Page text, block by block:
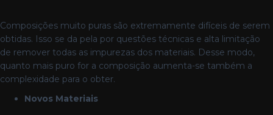
Composições muito puras são extremamente difíceis de serem
obtidas. Isso se da pela por questões técnicas e alta limitação
de remover todas as impurezas dos materiais. Desse modo,
quanto mais puro for a composição aumenta-se também a
complexidade para o obter.
Novos Materiais